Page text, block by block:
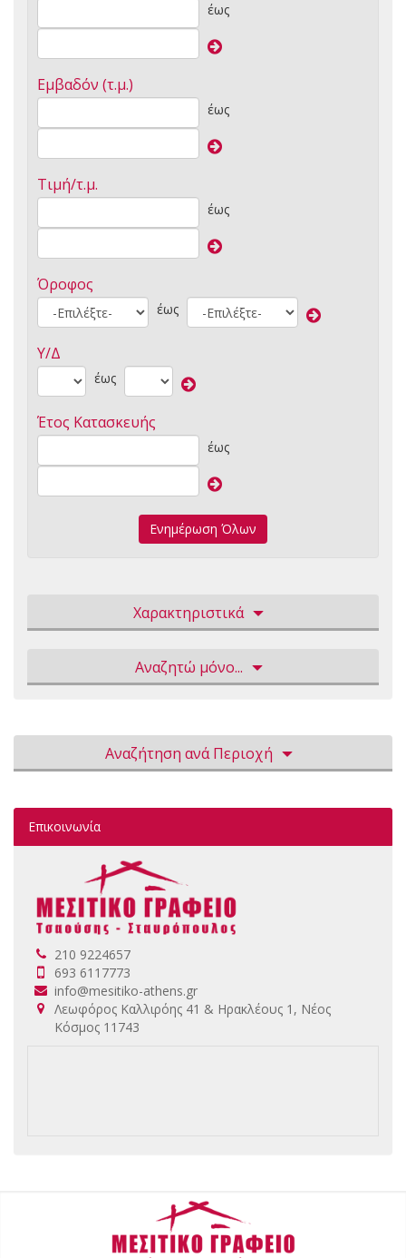
έως
Εμβαδόν (τ.μ.)
έως
Τιμή/τ.μ.
έως
Όροφος
έως
Υ/Δ
έως
Έτος Κατασκευής
έως
Ενημέρωση Όλων
Χαρακτηριστικά
Αναζητώ μόνο...
Αναζήτηση ανά Περιοχή
Επικοινωνία
210 9224657
693 6117773
info@mesitiko-athens.gr
Λεωφόρος Καλλιρόης 41 & Ηρακλέους 1, Νέος
Κόσμος 11743